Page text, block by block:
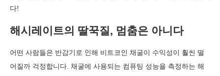
다!
해시레이트의 딸꾹질, 멈춤은 아니다
어떤 사람들은 반감기로 인해 비트코인 채굴이 수익성이 훨씬 떨
어질까 걱정합니다. 채굴에 사용되는 컴퓨팅 성능을 측정하는 해